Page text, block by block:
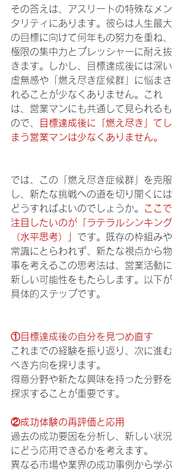
その答えは、アスリートの特殊なメン
タリティにあります。彼らは人生最大
の目標に向けて何年もの努力を重ね、
極限の集中力とプレッシャーに耐え抜
きます。しかし、目標達成後には深い
虚無感や「燃え尽き症候群」に悩まさ
れることが少なくありません。これ
は、営業マンにも共通して見られるも
ので、
目標達成後に「燃え尽き」てし
まう営業マンは少なくありません。
では、この「燃え尽き症候群」を克服
し、新たな挑戦への道を切り開くには
どうすればよいのでしょうか。
ここで
注目したいのが「ラテラルシンキング
（水平思考）」 です。既存の枠組みや
常識にとらわれず、新たな視点から物
事を考えるこの思考法は、営業活動に
新しい可能性をもたらします。以下が
具体的ステップです。
①目標達成後の自分を見つめ直す
これまでの経験を振り返り、次に進む
べき方向を探ります。
得意分野や新たな興味を持った分野を
探求することが重要です。
②成功体験の再評価と応用
過去の成功要因を分析し、新しい状況
にどう応用できるかを考えます。
異なる市場や業界の成功事例から学ぶ